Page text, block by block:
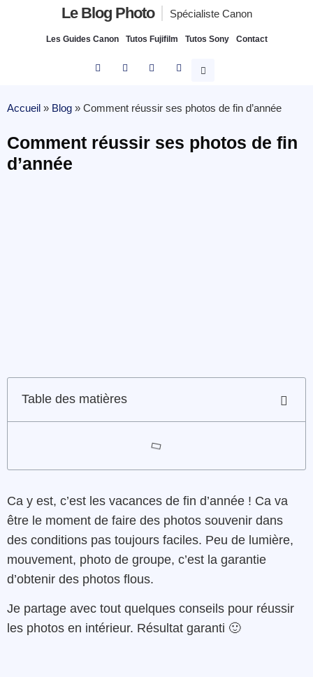
Le Blog Photo Spécialiste Canon
Les Guides Canon Tutos Fujifilm Tutos Sony Contact
Accueil » Blog » Comment réussir ses photos de fin d’année
Comment réussir ses photos de fin
d’année
Table des matières
Ca y est, c’est les vacances de fin d’année ! Ca va
être le moment de faire des photos souvenir dans
des conditions pas toujours faciles. Peu de lumière,
mouvement, photo de groupe, c’est la garantie
d’obtenir des photos flous.
Je partage avec tout quelques conseils pour réussir
les photos en intérieur. Résultat garanti 🙂